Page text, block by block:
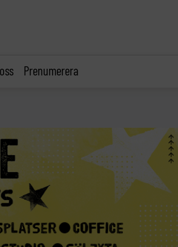
Prenumerera